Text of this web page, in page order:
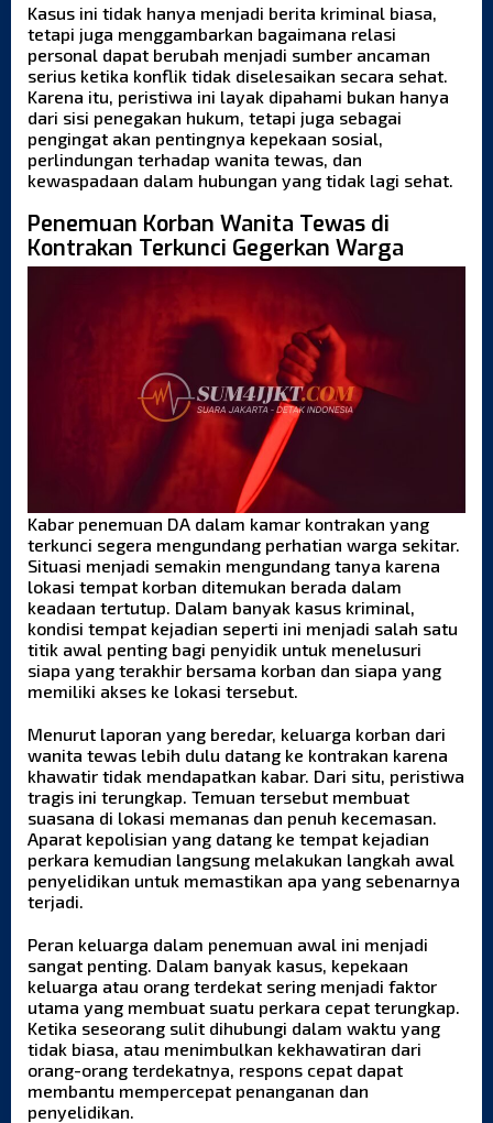
Kasus ini tidak hanya menjadi berita kriminal biasa,
tetapi juga menggambarkan bagaimana relasi
personal dapat berubah menjadi sumber ancaman
serius ketika konflik tidak diselesaikan secara sehat.
Karena itu, peristiwa ini layak dipahami bukan hanya
dari sisi penegakan hukum, tetapi juga sebagai
pengingat akan pentingnya kepekaan sosial,
perlindungan terhadap wanita tewas , dan
kewaspadaan dalam hubungan yang tidak lagi sehat.
Penemuan Korban Wanita Tewas di
Kontrakan Terkunci Gegerkan Warga
Kabar penemuan DA dalam kamar kontrakan yang
terkunci segera mengundang perhatian warga sekitar.
Situasi menjadi semakin mengundang tanya karena
lokasi tempat korban ditemukan berada dalam
keadaan tertutup. Dalam banyak kasus kriminal,
kondisi tempat kejadian seperti ini menjadi salah satu
titik awal penting bagi penyidik untuk menelusuri
siapa yang terakhir bersama korban dan siapa yang
memiliki akses ke lokasi tersebut.
Menurut laporan yang beredar, keluarga korban dari
wanita tewas lebih dulu datang ke kontrakan karena
khawatir tidak mendapatkan kabar. Dari situ, peristiwa
tragis ini terungkap. Temuan tersebut membuat
suasana di lokasi memanas dan penuh kecemasan.
Aparat kepolisian yang datang ke tempat kejadian
perkara kemudian langsung melakukan langkah awal
penyelidikan untuk memastikan apa yang sebenarnya
terjadi.
Peran keluarga dalam penemuan awal ini menjadi
sangat penting. Dalam banyak kasus, kepekaan
keluarga atau orang terdekat sering menjadi faktor
utama yang membuat suatu perkara cepat terungkap.
Ketika seseorang sulit dihubungi dalam waktu yang
tidak biasa, atau menimbulkan kekhawatiran dari
orang-orang terdekatnya, respons cepat dapat
membantu mempercepat penanganan dan
penyelidikan.